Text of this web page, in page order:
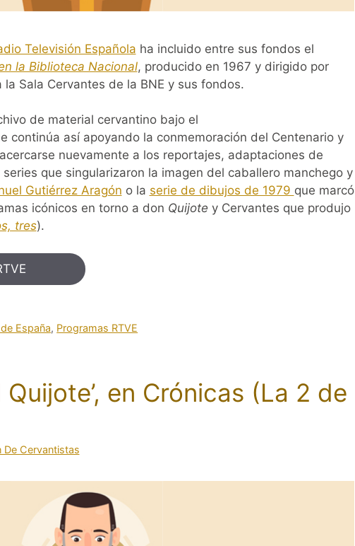
Televisión Española ha incluido entre sus fondos el
la Biblioteca Nacional, producido en 1967 y dirigido por
Sala Cervantes de la BNE y sus fondos.
de material cervantino bajo el
continúa así apoyando la conmemoración del Centenario y
nuevamente a los reportajes, adaptaciones de
que singularizaron la imagen del caballero manchego y
Gutiérrez Aragón o la serie de dibujos de 1979 que marcó
icónicos en torno a don Quijote y Cervantes que produjo
tres).
España, Programas RTVE
Quijote’, en Crónicas (La 2 de
De Cervantistas